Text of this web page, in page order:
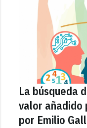
La búsqueda
valor añadido
por Emilio